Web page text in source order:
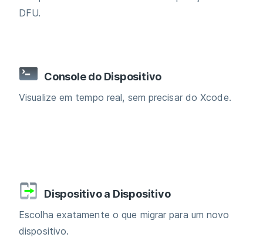
DFU.
Console do Dispositivo
Visualize em tempo real, sem precisar do Xcode.
Dispositivo a Dispositivo
Escolha exatamente o que migrar para um novo
dispositivo.